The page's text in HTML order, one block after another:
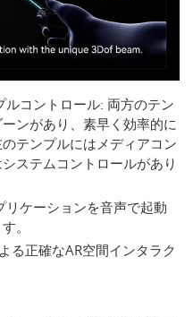
コントロール: 両方のテン
ンがあり、素早く効率的に
テンプルにはメディアコン
ステムコントロールがあり
ケーションを音声で起動
。
る正確なAR空間インタラク